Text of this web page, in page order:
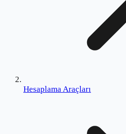
Hesaplama Araçları